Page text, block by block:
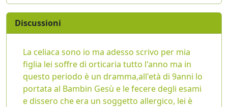
Discussioni
La celiaca sono io ma adesso scrivo per mia
figlia lei soffre di orticaria tutto l'anno ma in
questo periodo è un dramma,all'età di 9anni lo
portata al Bambin Gesù e le fecere degli esami
e dissero che era un soggetto allergico, lei è